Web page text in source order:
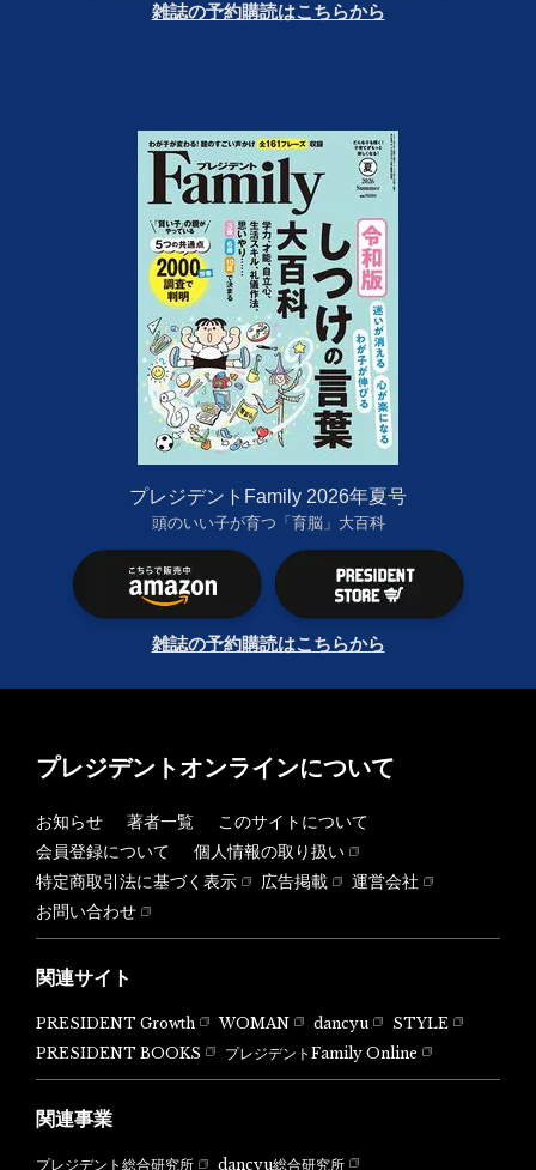
雑誌の予約購読はこちらから
プレジデントFamily 2026年夏号
頭のいい子が育つ「育脳」大百科
雑誌の予約購読はこちらから
プレジデントオンラインについて
お知らせ 著者一覧
このサイトについて
会員登録について
個人情報の取り扱い
特定商取引法に基づく表示
広告掲載
運営会社
お問い合わせ
関連サイト
PRESIDENT Growth WOMAN dancyu
STYLE
PRESIDENT BOOKS
プレジデントFamily Online
関連事業
プレジデント総合研究所 dancyu総合研究所